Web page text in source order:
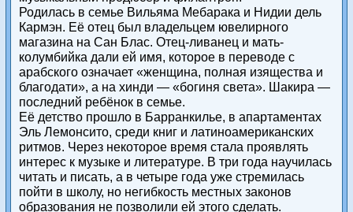
Родилась в семье Вильяма Мебарака и Нидии дель
Кармэн. Её отец был владельцем ювелирного
магазина на Сан Блас. Отец-ливанец и мать-
колумбийка дали ей имя, которое в переводе с
арабского означает «женщина, полная изящества и
благодати», а на хинди — «богиня света». Шакира —
последний ребёнок в семье.
Её детство прошло в Барранкилье, в апартаментах
Эль Лемонсито, среди книг и латиноамериканских
ритмов. Через некоторое время стала проявлять
интерес к музыке и литературе. В три года научилась
читать и писать, а в четыре года уже стремилась
пойти в школу, но негибкость местных законов
образования не позволили ей этого сделать.